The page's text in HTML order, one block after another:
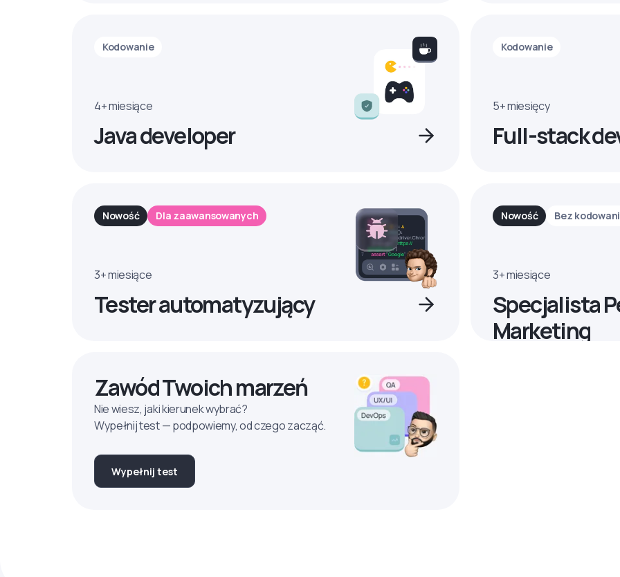
Kodowanie
4+ miesiące
Java developer
Kodowanie
5+ miesięcy
Full-stack
Nowość Dla zaawansowanych
3+ miesiące
Tester automatyzujący
Nowość Bez
3+ miesiące
Specjalista
Marketing
Zawód Twoich marzeń
Nie wiesz, jaki kierunek wybrać?
Wypełnij test — podpowiemy, od czego zacząć.
Wypełnij test